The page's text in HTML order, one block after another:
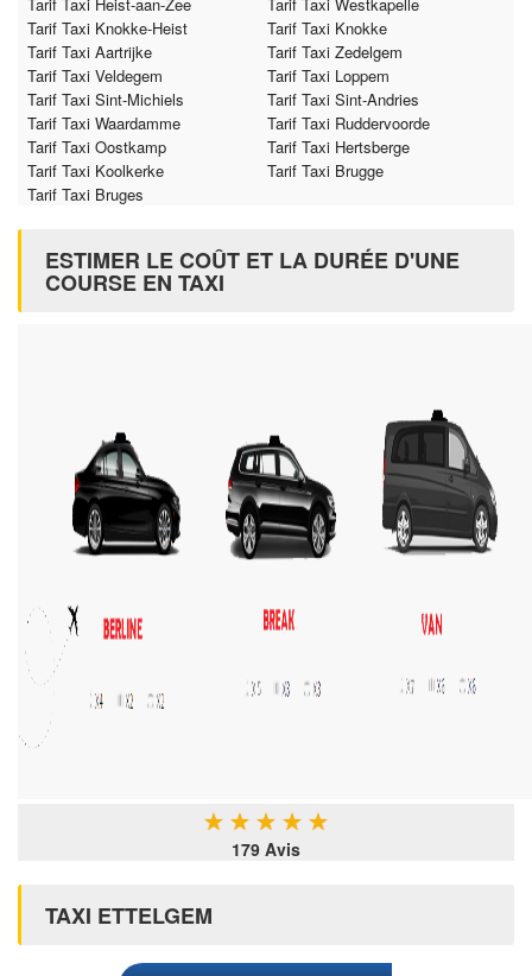
Tarif Taxi Knokke-Heist
Tarif Taxi Knokke
Tarif Taxi Aartrijke
Tarif Taxi Zedelgem
Tarif Taxi Veldegem
Tarif Taxi Loppem
Tarif Taxi Sint-Michiels
Tarif Taxi Sint-Andries
Tarif Taxi Waardamme
Tarif Taxi Ruddervoorde
Tarif Taxi Oostkamp
Tarif Taxi Hertsberge
Tarif Taxi Koolkerke
Tarif Taxi Brugge
Tarif Taxi Bruges
ESTIMER LE COÛT ET LA DURÉE D'UNE
COURSE EN TAXI
★ ★ ★ ★ ★
179 Avis
TAXI ETTELGEM